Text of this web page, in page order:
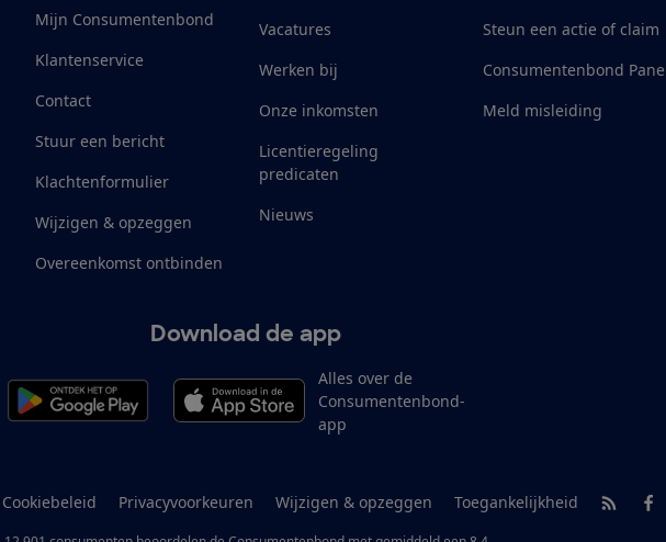
Mijn Consumentenbond
Klantenservice
Contact
Stuur een bericht
Klachtenformulier
Wijzigen & opzeggen
Overeenkomst ontbinden
Vacatures
Werken bij
Onze inkomsten
Licentieregeling
predicaten
Nieuws
Steun een actie of claim
Consumentenbond
Meld misleiding
Download de app
Alles over de
Consumentenbond-
app
Cookiebeleid Privacyvoorkeuren Wijzigen & opzeggen Toegankelijkheid